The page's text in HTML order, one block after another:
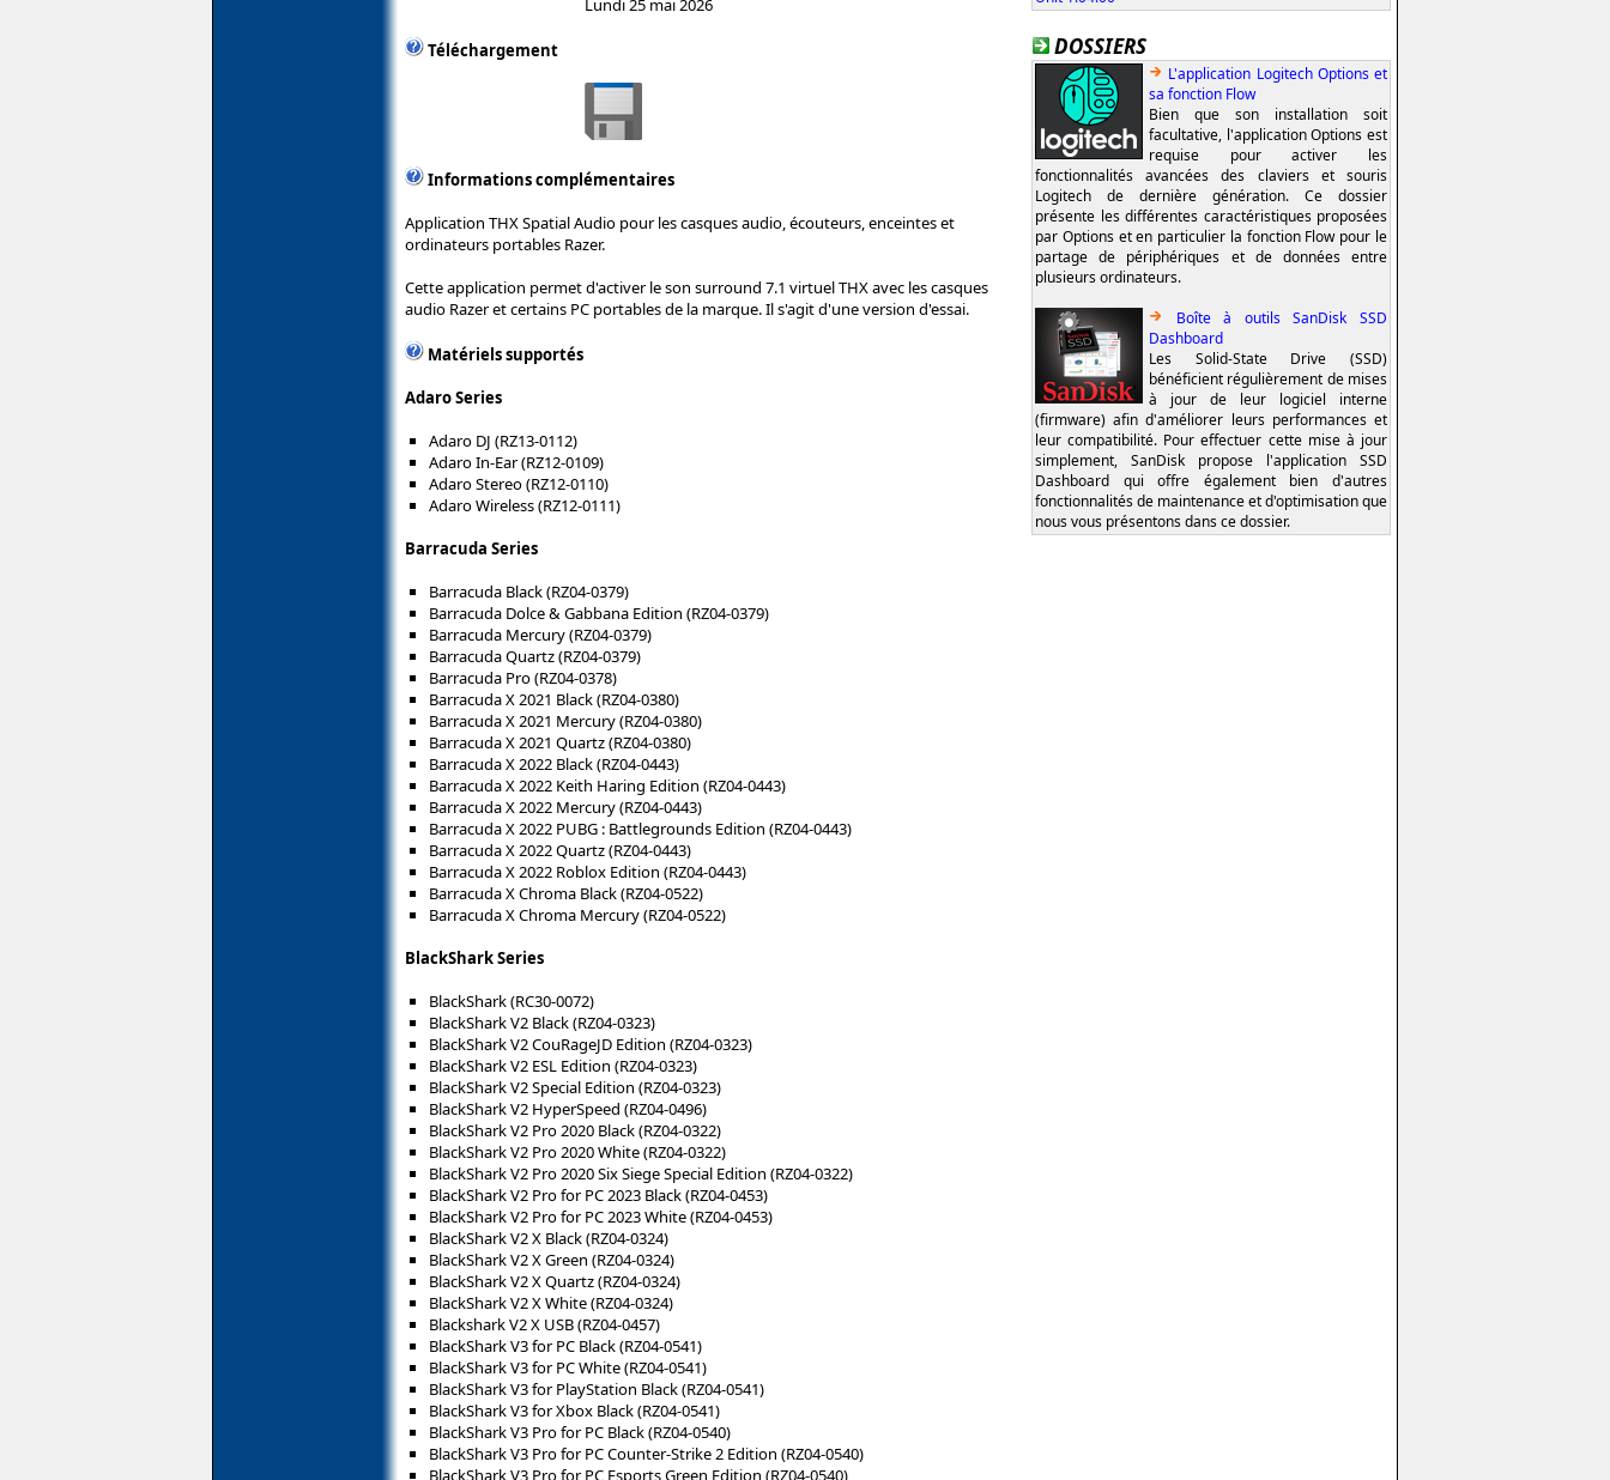
Téléchargement
Informations complémentaires
Application THX Spatial Audio pour les casques audio, écouteurs, enceintes et
ordinateurs portables Razer.
Cette application permet d'activer le son surround 7.1 virtuel THX avec les casques
audio Razer et certains PC portables de la marque. Il s'agit d'une version d'essai.
Matériels supportés
Adaro Series
Adaro DJ (RZ13-0112)
Adaro In-Ear (RZ12-0109)
Adaro Stereo (RZ12-0110)
Adaro Wireless (RZ12-0111)
Barracuda Series
Barracuda Black (RZ04-0379)
Barracuda Dolce & Gabbana Edition (RZ04-0379)
Barracuda Mercury (RZ04-0379)
Barracuda Quartz (RZ04-0379)
Barracuda Pro (RZ04-0378)
Barracuda X 2021 Black (RZ04-0380)
Barracuda X 2021 Mercury (RZ04-0380)
Barracuda X 2021 Quartz (RZ04-0380)
Barracuda X 2022 Black (RZ04-0443)
Barracuda X 2022 Keith Haring Edition (RZ04-0443)
Barracuda X 2022 Mercury (RZ04-0443)
Barracuda X 2022 PUBG : Battlegrounds Edition (RZ04-0443)
Barracuda X 2022 Quartz (RZ04-0443)
Barracuda X 2022 Roblox Edition (RZ04-0443)
Barracuda X Chroma Black (RZ04-0522)
Barracuda X Chroma Mercury (RZ04-0522)
BlackShark Series
BlackShark (RC30-0072)
BlackShark V2 Black (RZ04-0323)
BlackShark V2 CouRageJD Edition (RZ04-0323)
BlackShark V2 ESL Edition (RZ04-0323)
BlackShark V2 Special Edition (RZ04-0323)
BlackShark V2 HyperSpeed (RZ04-0496)
BlackShark V2 Pro 2020 Black (RZ04-0322)
BlackShark V2 Pro 2020 White (RZ04-0322)
BlackShark V2 Pro 2020 Six Siege Special Edition (RZ04-0322)
BlackShark V2 Pro for PC 2023 Black (RZ04-0453)
BlackShark V2 Pro for PC 2023 White (RZ04-0453)
BlackShark V2 X Black (RZ04-0324)
BlackShark V2 X Green (RZ04-0324)
BlackShark V2 X Quartz (RZ04-0324)
BlackShark V2 X White (RZ04-0324)
Blackshark V2 X USB (RZ04-0457)
BlackShark V3 for PC Black (RZ04-0541)
BlackShark V3 for PC White (RZ04-0541)
BlackShark V3 for PlayStation Black (RZ04-0541)
BlackShark V3 for Xbox Black (RZ04-0541)
BlackShark V3 Pro for PC Black (RZ04-0540)
BlackShark V3 Pro for PC Counter-Strike 2 Edition (RZ04-0540)
BlackShark V3 Pro for PC Esports Green Edition (RZ04-0540)
DOSSIERS
L'application Logitech Options et
sa fonction Flow
Bien que son installation soit
facultative, l'application Options est
requise pour activer les
fonctionnalités avancées des claviers et souris
Logitech de dernière génération. Ce dossier
présente les différentes caractéristiques proposées
par Options et en particulier la fonction Flow pour le
partage de périphériques et de données entre
plusieurs ordinateurs.
Boîte à outils SanDisk SSD
Dashboard
Les Solid-State Drive (SSD)
bénéficient régulièrement de mises
à jour de leur logiciel interne
(firmware) afin d'améliorer leurs performances et
leur compatibilité. Pour effectuer cette mise à jour
simplement, SanDisk propose l'application SSD
Dashboard qui offre également bien d'autres
fonctionnalités de maintenance et d'optimisation que
nous vous présentons dans ce dossier.